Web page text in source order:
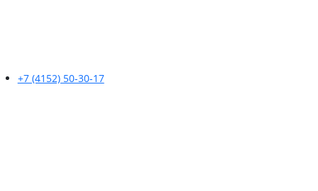
+7 (4152) 50-30-17